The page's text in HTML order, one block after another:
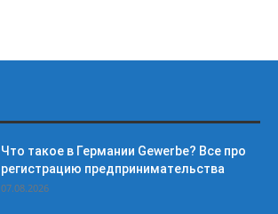
Что такое в Германии Gewerbe? Все про
регистрацию предпринимательства
07.08.2026